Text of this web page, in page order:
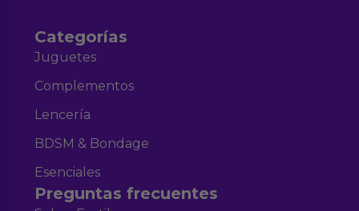
Categorías
Juguetes
Complementos
Lencería
BDSM & Bondage
Esenciales
Preguntas frecuentes